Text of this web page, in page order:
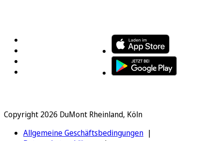
Copyright 2026 DuMont Rheinland, Köln
Allgemeine Geschäftsbedingungen